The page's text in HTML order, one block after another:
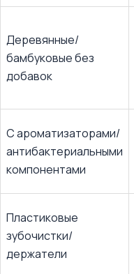
Деревянные/
бамбуковые без
добавок
С ароматизаторами/
антибактериальными
компонентами
Пластиковые
зубочистки/
держатели